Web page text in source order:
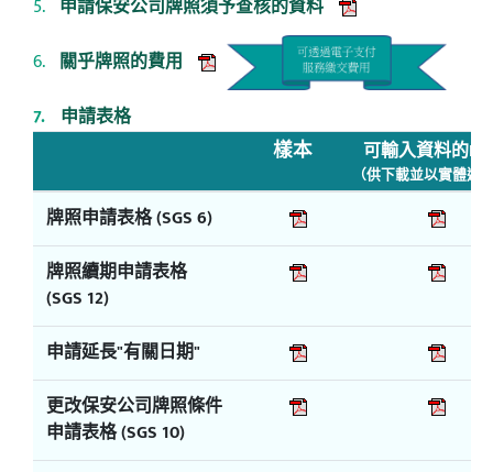
申請保安公司牌照須予查核的資料
關乎牌照的費用
申請表格
樣本 可輸入資料的
（供下載並以實體遞
牌照申請表格 (SGS 6)
牌照續期申請表格
(SGS 12)
申請延長"有關日期"
更改保安公司牌照條件
申請表格 (SGS 10)